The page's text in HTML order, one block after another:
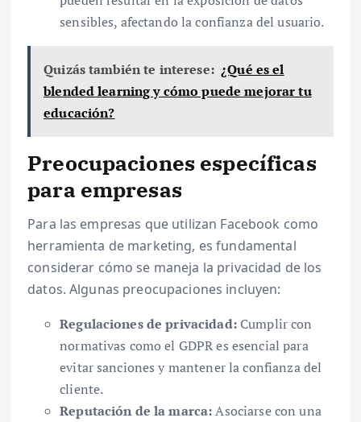
sensibles, afectando la confianza del usuario.
Quizás también te interese: ¿Qué es el
blended learning y cómo puede mejorar tu
educación?
Preocupaciones específicas
para empresas
Para las empresas que utilizan Facebook como
herramienta de marketing, es fundamental
considerar cómo se maneja la privacidad de los
datos. Algunas preocupaciones incluyen:
Regulaciones de privacidad:Cumplir con
normativas como el GDPR es esencial para
evitar sanciones y mantener la confianza del
cliente.
Reputación de la marca:Asociarse con una